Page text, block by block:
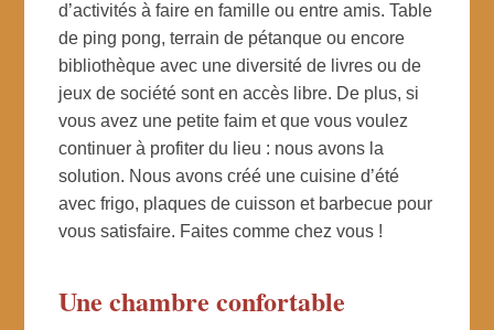
d’activités à faire en famille ou entre amis. Table
de ping pong, terrain de pétanque ou encore
bibliothèque avec une diversité de livres ou de
jeux de société sont en accès libre. De plus, si
vous avez une petite faim et que vous voulez
continuer à profiter du lieu : nous avons la
solution. Nous avons créé une cuisine d’été
avec frigo, plaques de cuisson et barbecue pour
vous satisfaire. Faites comme chez vous !
Une chambre confortable